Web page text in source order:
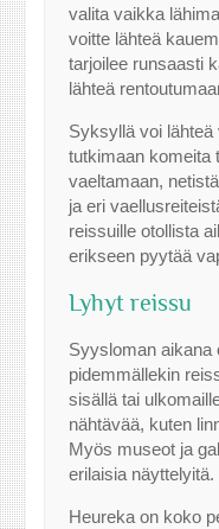
valita vaikka
voitte lähteä
tarjoilee runsaasti
lähteä
Syksyllä voi
tutkimaan komeita
vaeltamaan,
ja eri
reissuille otollista
erikseen pyytää
Lyhyt reissu
Syysloman aikana
pidemmällekin
sisällä tai
nähtävää, kuten
Myös museot ja
erilaisia näyttelyitä.
Heureka on koko